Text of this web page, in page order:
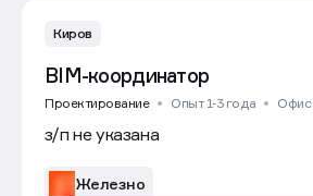
Киров
BIM-координатор
Проектирование Опыт 1-3 года Офис
з/п не указана
Железно